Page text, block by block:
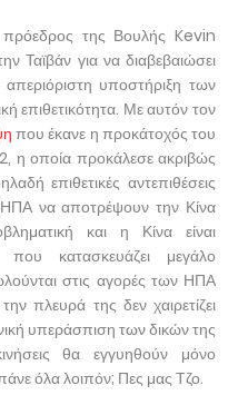
της Βουλής Kevin
Ταϊβάν για να διαβεβαιώσει
υποστήριξη των
επιθετικότητα. Με αυτόν τον
που έκανε η προκάτοχός του
η οποία προκάλεσε ακριβώς
επιθετικές αντεπιθέσεις
να αποτρέψουν την Κίνα
και η Κίνα είναι
που κατασκευάζει μεγάλο
στις αγορές των ΗΠΑ
πλευρά της δεν χαιρετίζει
υπεράσπιση των δικών της
θα εγγυηθούν μόνο
όλα λοιπόν; Πες μας Τζο.